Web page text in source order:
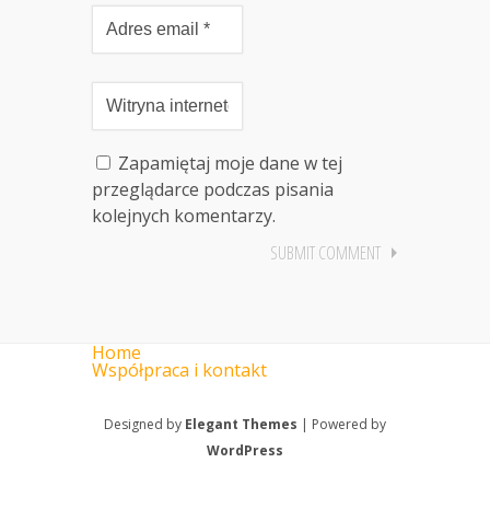
Zapamiętaj moje dane w tej
przeglądarce podczas pisania
kolejnych komentarzy.
Home
Współpraca i kontakt
Designed by Elegant Themes | Powered by
WordPress